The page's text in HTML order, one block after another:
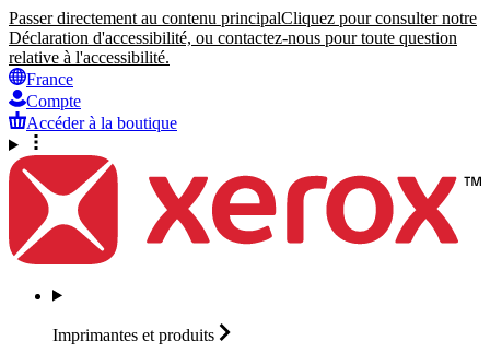
Passer directement au contenu principalCliquez pour consulter notre
Déclaration d'accessibilité, ou contactez-nous pour toute question
relative à l'accessibilité.
France
Compte
Accéder à la boutique
Imprimantes et produits